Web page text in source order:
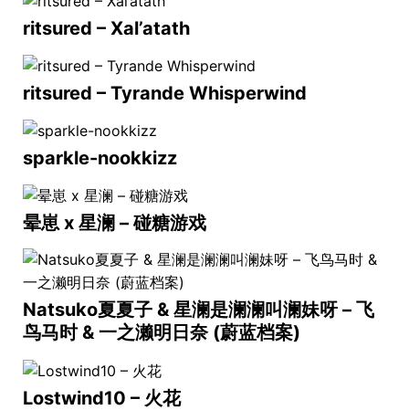
ritsured – Xal’atath
ritsured – Tyrande Whisperwind
sparkle-nookkizz
晕崽 x 星澜 – 碰糖游戏
Natsuko夏夏子 & 星澜是澜澜叫澜妹呀 – 飞
鸟马时 & 一之濑明日奈 (蔚蓝档案)
Lostwind10 – 火花